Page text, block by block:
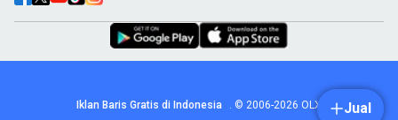
Jual
ingin meningkatkan kualitas suara dalam kabin
menjadikan setiap perjalanan lebih menyenangkan.
Spare Part Mobil: Jaga performamobilAnda dengan
part mobiloriginal dan berkualitas dari OLX! Temukan
busi, hingga komponen mesin lainnya.
: Tingkatkan keamanan dan penampilan
Iklan Baris Gratis di Indonesia . © 2006-2026 OLX